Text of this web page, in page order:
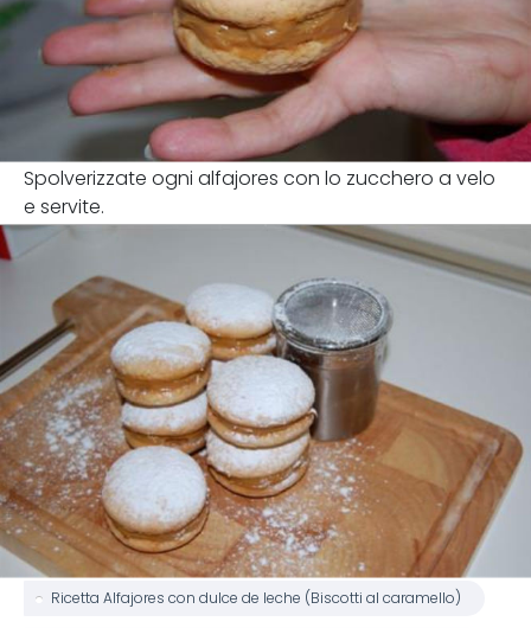
Spolverizzate ogni alfajores con lo zucchero a velo
e servite.
Ricetta Alfajores con dulce de leche (Biscotti al caramello)